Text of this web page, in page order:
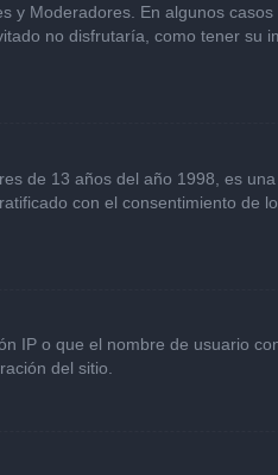
y Moderadores. En algunos
no disfrutaría, como tener
de 13 años del año 1998, es
con el consentimiento
IP o que el nombre de usuario
del sitio.